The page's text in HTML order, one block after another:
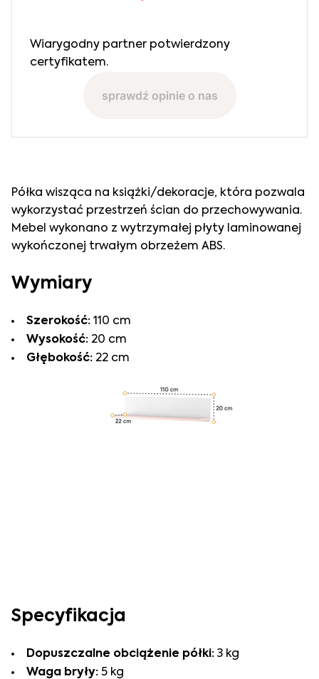
Wiarygodny partner potwierdzony
certyfikatem.
sprawdź opinie o nas
Półka wisząca na książki/dekoracje, która pozwala
wykorzystać przestrzeń ścian do przechowywania.
Mebel wykonano z wytrzymałej płyty laminowanej
wykończonej trwałym obrzeżem ABS.
Wymiary
Szerokość: 110 cm
Wysokość: 20 cm
Głębokość: 22 cm
Specyfikacja
Dopuszczalne obciążenie półki: 3 kg
Waga bryły: 5 kg